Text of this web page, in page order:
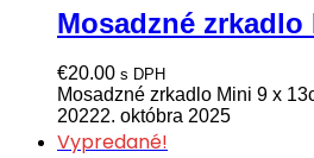
Mosadzné zrkadlo
€20.00 s DPH
Mosadzné zrkadlo Mini 9 x
20222. októbra 2025
Vypredané!